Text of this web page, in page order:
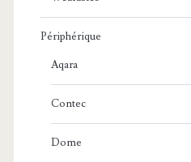
Périphérique
Aqara
Contec
Dome